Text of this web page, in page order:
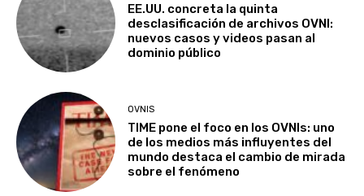
EE.UU. concreta la quinta
desclasificación de archivos OVNI:
nuevos casos y videos pasan al
dominio público
OVNIS
TIME pone el foco en los OVNIs: uno
de los medios más influyentes del
mundo destaca el cambio de mirada
sobre el fenómeno